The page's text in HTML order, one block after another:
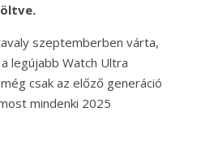
szeptemberben várta,
legújabb Watch Ultra
csak az előző generáció
mindenki 2025